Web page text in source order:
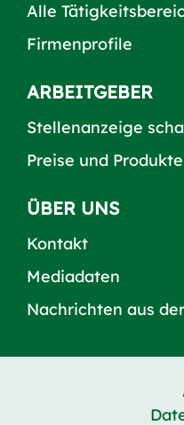
Alle
Firmenprofile
ARBEITGEBER
Stellenanzeige
Preise und Produkte
ÜBER UNS
Kontakt
Mediadaten
Nachrichten aus